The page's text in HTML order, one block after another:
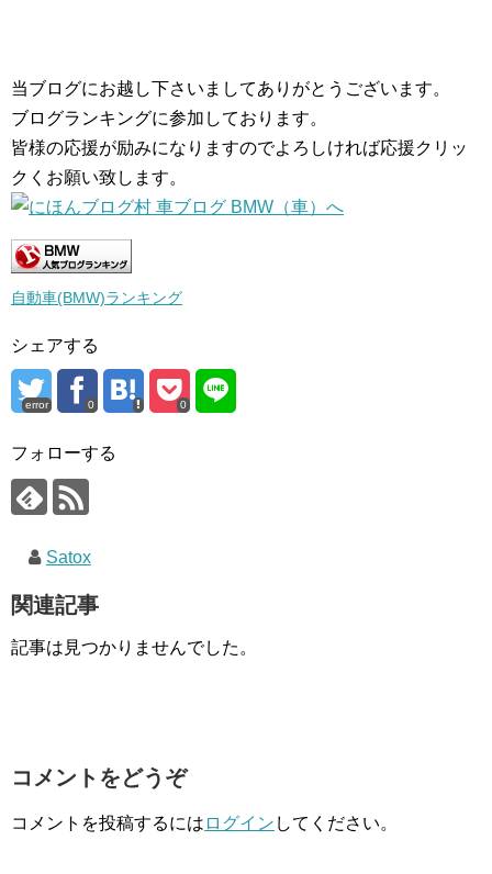
当ブログにお越し下さいましてありがとうございます。
ブログランキングに参加しております。
皆様の応援が励みになりますのでよろしければ応援クリッ
クくお願い致します。
自動車(BMW)ランキング
シェアする
error 0 0
フォローする
Satox
関連記事
記事は見つかりませんでした。
コメントをどうぞ
コメントを投稿するには ログイン してください。